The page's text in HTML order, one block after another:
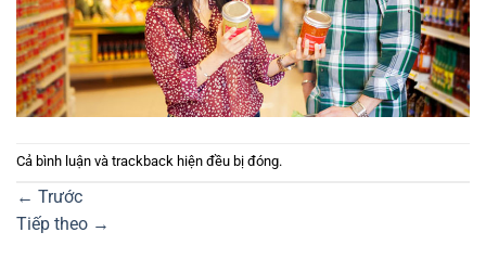
Cả bình luận và trackback hiện đều bị đóng.
← Trước
Tiếp theo →